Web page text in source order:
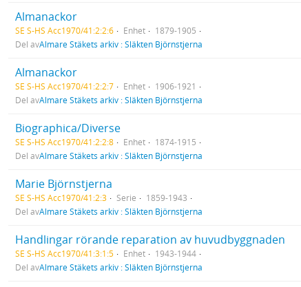
Almanackor
SE S-HS Acc1970/41:2:2:6 Enhet
1879-1905
Del avAlmare Stäkets arkiv : Släkten Björnstjerna
Almanackor
SE S-HS Acc1970/41:2:2:7 Enhet
1906-1921
Del avAlmare Stäkets arkiv : Släkten Björnstjerna
Biographica/Diverse
SE S-HS Acc1970/41:2:2:8 Enhet
1874-1915
Del avAlmare Stäkets arkiv : Släkten Björnstjerna
Marie Björnstjerna
SE S-HS Acc1970/41:2:3 Serie
1859-1943
Del avAlmare Stäkets arkiv : Släkten Björnstjerna
Handlingar rörande reparation av huvudbyggnaden
SE S-HS Acc1970/41:3:1:5 Enhet
1943-1944
Del avAlmare Stäkets arkiv : Släkten Björnstjerna